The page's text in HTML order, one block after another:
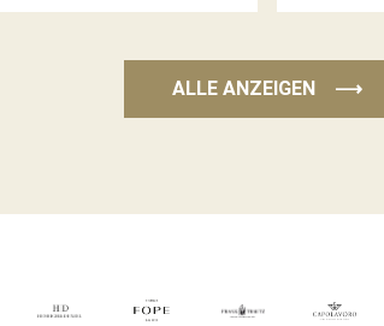
ALLE ANZEIGEN ⟶